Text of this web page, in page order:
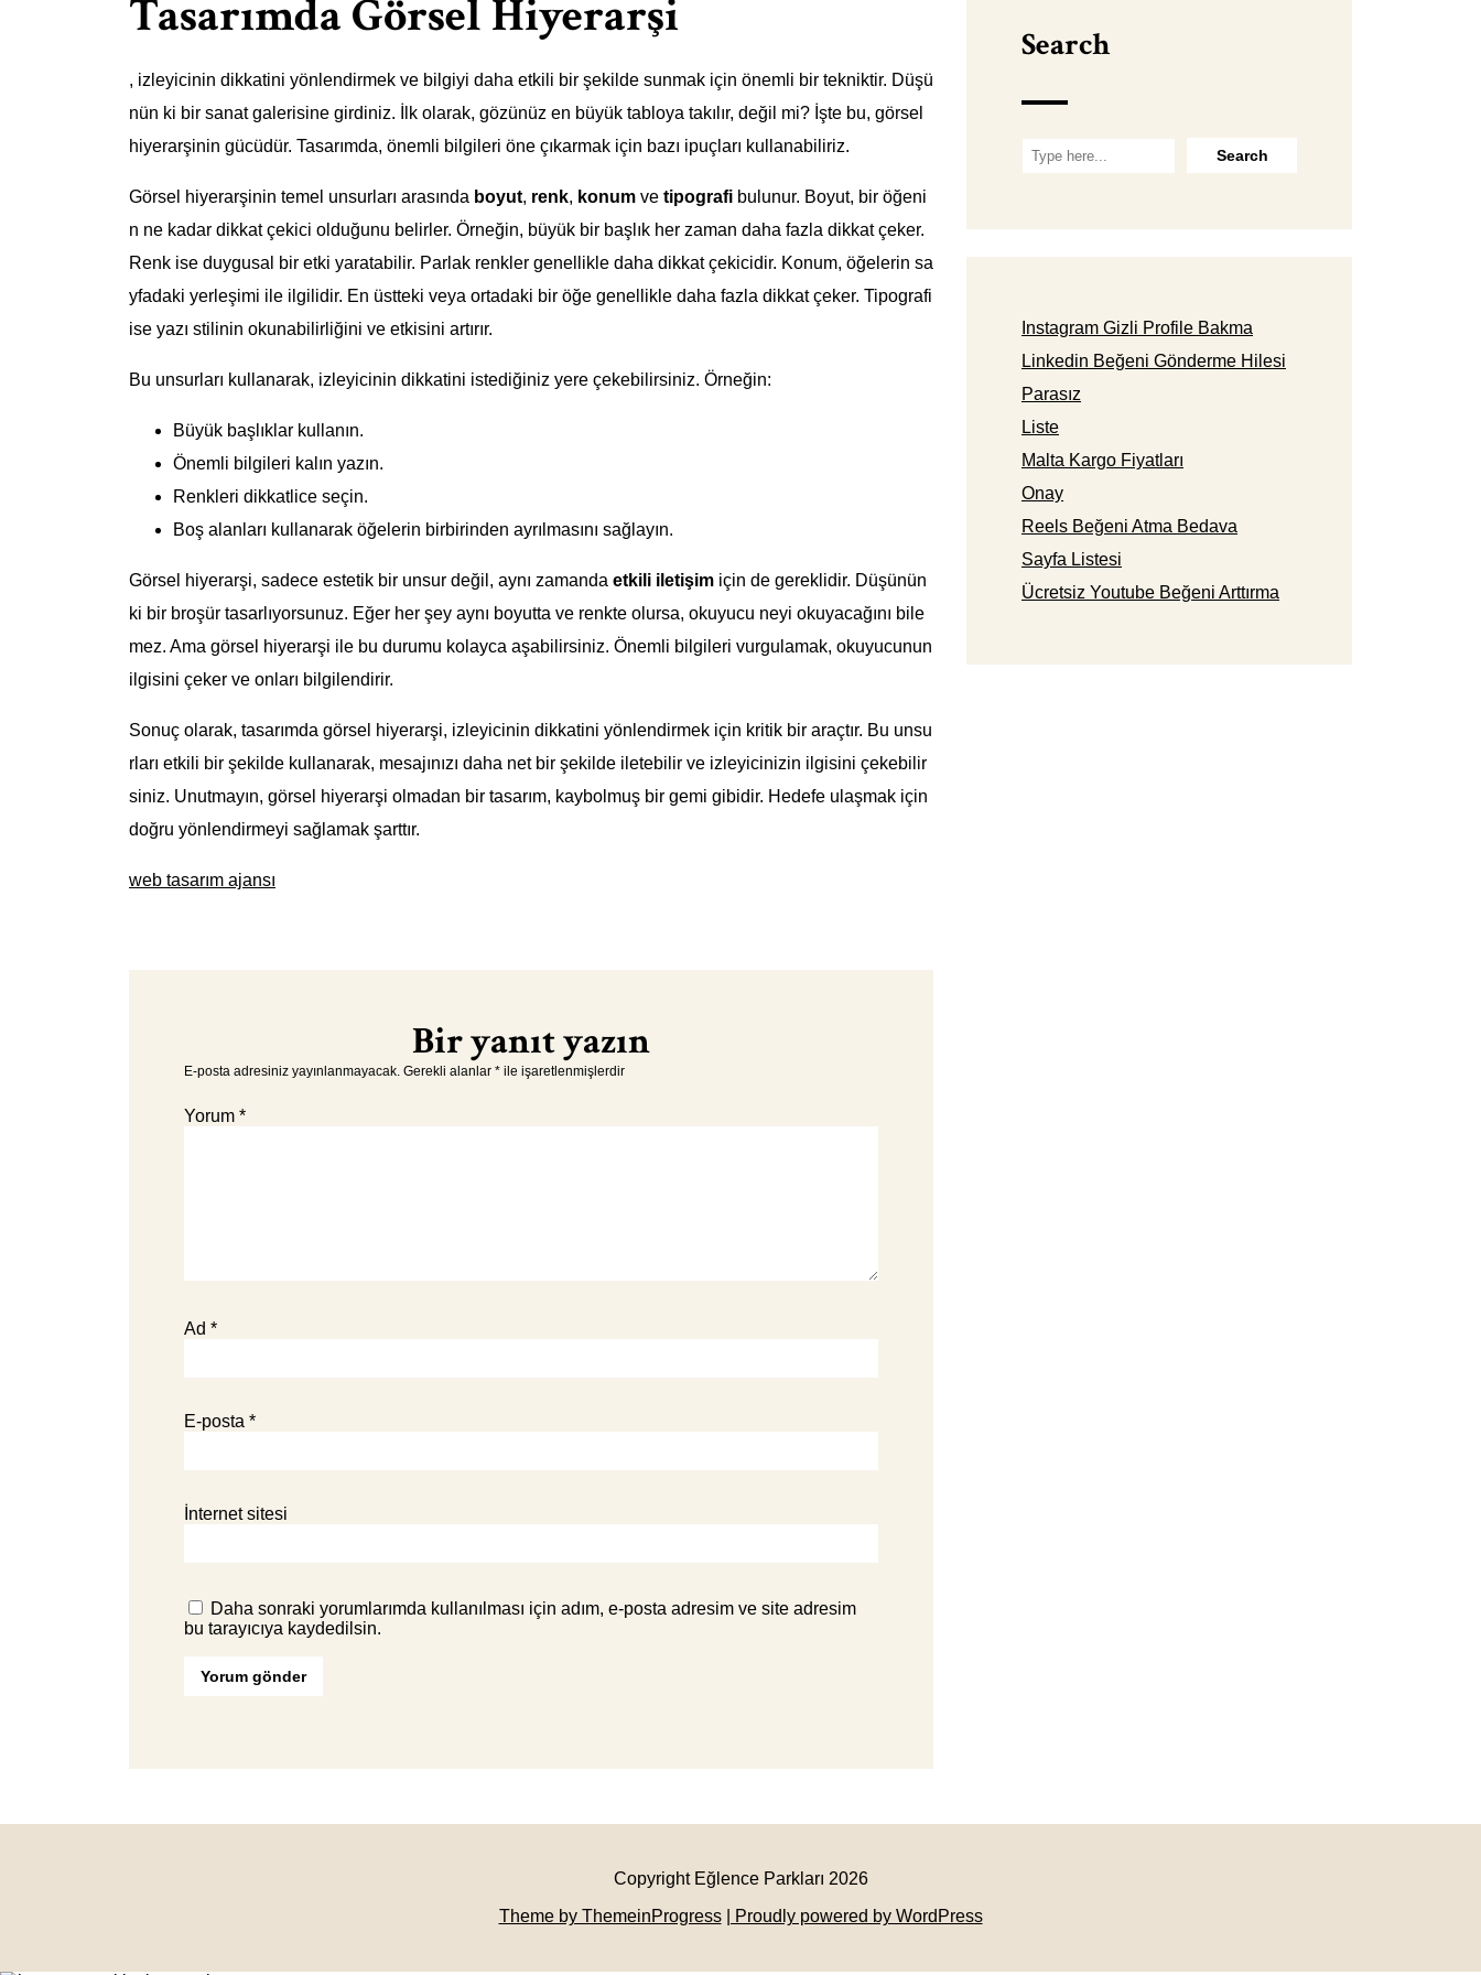
Tasarımda Görsel Hiyerarşi
, izleyicinin dikkatini yönlendirmek ve bilgiyi daha etkili bir şekilde sunmak için önemli bir tekniktir. Düşü
nün ki bir sanat galerisine girdiniz. İlk olarak, gözünüz en büyük tabloya takılır, değil mi? İşte bu, görsel
hiyerarşinin gücüdür. Tasarımda, önemli bilgileri öne çıkarmak için bazı ipuçları kullanabiliriz.
Görsel hiyerarşinin temel unsurları arasında boyut, renk, konum ve tipografi bulunur. Boyut, bir öğeni
n ne kadar dikkat çekici olduğunu belirler. Örneğin, büyük bir başlık her zaman daha fazla dikkat çeker.
Renk ise duygusal bir etki yaratabilir. Parlak renkler genellikle daha dikkat çekicidir. Konum, öğelerin sa
yfadaki yerleşimi ile ilgilidir. En üstteki veya ortadaki bir öğe genellikle daha fazla dikkat çeker. Tipografi
ise yazı stilinin okunabilirliğini ve etkisini artırır.
Bu unsurları kullanarak, izleyicinin dikkatini istediğiniz yere çekebilirsiniz. Örneğin:
Büyük başlıklar kullanın.
Önemli bilgileri kalın yazın.
Renkleri dikkatlice seçin.
Boş alanları kullanarak öğelerin birbirinden ayrılmasını sağlayın.
Görsel hiyerarşi, sadece estetik bir unsur değil, aynı zamanda etkili iletişim için de gereklidir. Düşünün
ki bir broşür tasarlıyorsunuz. Eğer her şey aynı boyutta ve renkte olursa, okuyucu neyi okuyacağını bile
mez. Ama görsel hiyerarşi ile bu durumu kolayca aşabilirsiniz. Önemli bilgileri vurgulamak, okuyucunun
ilgisini çeker ve onları bilgilendirir.
Sonuç olarak, tasarımda görsel hiyerarşi, izleyicinin dikkatini yönlendirmek için kritik bir araçtır. Bu unsu
rları etkili bir şekilde kullanarak, mesajınızı daha net bir şekilde iletebilir ve izleyicinizin ilgisini çekebilir
siniz. Unutmayın, görsel hiyerarşi olmadan bir tasarım, kaybolmuş bir gemi gibidir. Hedefe ulaşmak için
doğru yönlendirmeyi sağlamak şarttır.
web tasarım ajansı
Bir yanıt yazın
E-posta adresiniz yayınlanmayacak. Gerekli alanlar * ile işaretlenmişlerdir
Yorum *
Ad *
E-posta *
İnternet sitesi
Daha sonraki yorumlarımda kullanılması için adım, e-posta adresim ve site adresim
bu tarayıcıya kaydedilsin.
Search
Instagram Gizli Profile Bakma
Linkedin Beğeni Gönderme Hilesi
Parasız
Liste
Malta Kargo Fiyatları
Onay
Reels Beğeni Atma Bedava
Sayfa Listesi
Ücretsiz Youtube Beğeni Arttırma
Copyright Eğlence Parkları 2026
Theme by ThemeinProgress
| Proudly powered by WordPress